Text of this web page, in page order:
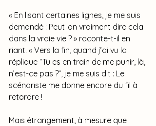
« En lisant certaines lignes, je me suis
demandé : Peut-on vraiment dire cela
dans la vraie vie ? » raconte-t-il en
riant. « Vers la fin, quand j’ai vu la
réplique “Tu es en train de me punir, là,
n’est-ce pas ?”, je me suis dit : Le
scénariste me donne encore du fil à
retordre !
Mais étrangement, à mesure que